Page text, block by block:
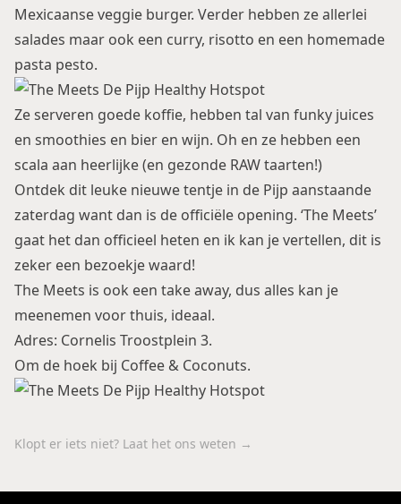
Mexicaanse veggie burger. Verder hebben ze allerlei
salades maar ook een curry, risotto en een homemade
pasta pesto.
Ze serveren goede koffie, hebben tal van funky juices
en smoothies en bier en wijn. Oh en ze hebben een
scala aan heerlijke (en gezonde RAW taarten!)
Ontdek dit leuke nieuwe tentje in de Pijp aanstaande
zaterdag want dan is de officiële opening. ‘The Meets’
gaat het dan officieel heten en ik kan je vertellen, dit is
zeker een bezoekje waard!
The Meets is ook een take away, dus alles kan je
meenemen voor thuis, ideaal.
Adres: Cornelis Troostplein 3.
Om de hoek bij Coffee & Coconuts.
Klopt er iets niet? Laat het ons weten →